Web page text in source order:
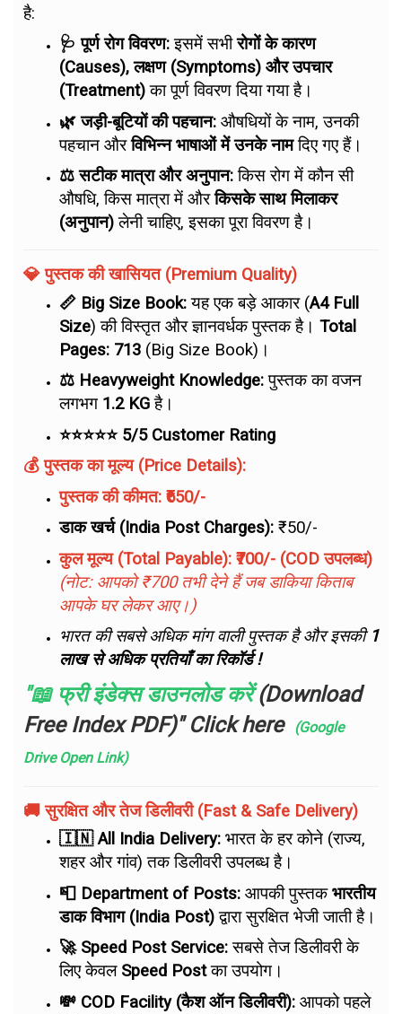
है:
🩺 पूर्ण रोग विवरण:इसमें सभीरोगों के कारण
(Causes), लक्षण (Symptoms) और उपचार
(Treatment)का पूर्ण विवरण दिया गया है।
🌿 जड़ी-बूटियों की पहचान: औषधियों के नाम, उनकी
पहचान औरविभिन्न भाषाओं में उनके नामदिए गए हैं।
⚖️ सटीक मात्रा और अनुपान:किस रोग में कौन सी
औषधि, किस मात्रा में औरकिसके साथ मिलाकर
(अनुपान)लेनी चाहिए, इसका पूरा विवरण है।
💎 पुस्तक की खासियत (Premium Quality)
📏 Big Size Book:यह एक बड़े आकार (A4 Full
Size) की विस्तृत और ज्ञानवर्धक पुस्तक है। Total
Pages: 713 (Big Size Book)।
⚖️ Heavyweight Knowledge:पुस्तक का वजन
लगभग 1.2 KGहै।
⭐⭐⭐⭐⭐ 5/5 Customer Rating
💰 पुस्तक का मूल्य (Price Details):
पुस्तक की कीमत: ₹650/-
डाक खर्च (India Post Charges): ₹50/-
कुल मूल्य (Total Payable): ₹700/- (COD उपलब्ध)
(नोट: आपको ₹700 तभी देने हैं जब डाकिया किताब
आपके घर लेकर आए।)
भारत की सबसे अधिक मांग वाली पुस्तक है और इसकी 1
लाख से अधिक प्रतियाँ का रिकॉर्ड !
"📖 फ्री इंडेक्स डाउनलोड करें(Download
Free Index PDF)" Click here (Google
Drive Open Link)
🚚 सुरक्षित और तेज डिलीवरी (Fast & Safe Delivery)
🇮🇳 All India Delivery: भारत के हर कोने (राज्य,
शहर और गांव) तक डिलीवरी उपलब्ध है।
📮 Department of Posts: आपकी पुस्तकभारतीय
डाक विभाग (India Post)द्वारा सुरक्षित भेजी जाती है।
🚀 Speed Post Service:सबसे तेज डिलीवरी के
लिए केवल Speed Postका उपयोग।
💸 COD Facility (कैश ऑन डिलीवरी): आपको पहले